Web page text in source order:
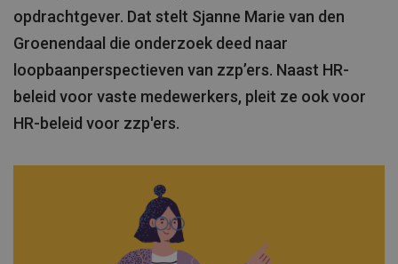
opdrachtgever. Dat stelt Sjanne Marie van den
Groenendaal die onderzoek deed naar
loopbaanperspectieven van zzp’ers. Naast HR-
beleid voor vaste medewerkers, pleit ze ook voor
HR-beleid voor zzp'ers.